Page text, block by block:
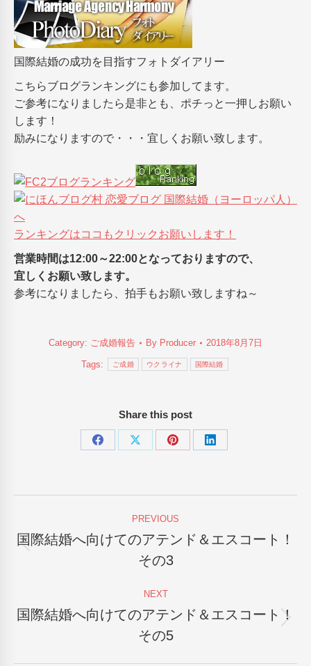
国際結婚の成功を目指すフォトダイアリー
こちらブログランキングにも参加してます。
ご参考になりましたら是非とも、ポチっと一押しお願い
します！
励みになりますので・・・宜しくお願い致します。
ランキングはココもクリックお願いします！
営業時間は12:00～22:00となっておりますので、
宜しくお願い致します。
参考になりましたら、拍手もお願い致しますね～
Category: ご成婚報告 By Producer 2018年8月7日
Tags: ご成婚 ウクライナ 国際結婚
Share this post
Share
Share
Share
Share
navigation
PREVIOUS
Previous
post:
国際結婚へ向けてのアテンド＆エスコート！
その3
NEXT
Next
post:
国際結婚へ向けてのアテンド＆エスコート！
その5